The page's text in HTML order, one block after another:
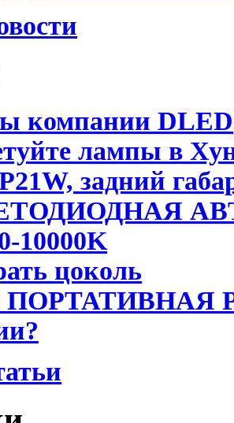
компании DLED
лампы в
задний
10000K
цоколь
ПОРТАТИВНАЯ